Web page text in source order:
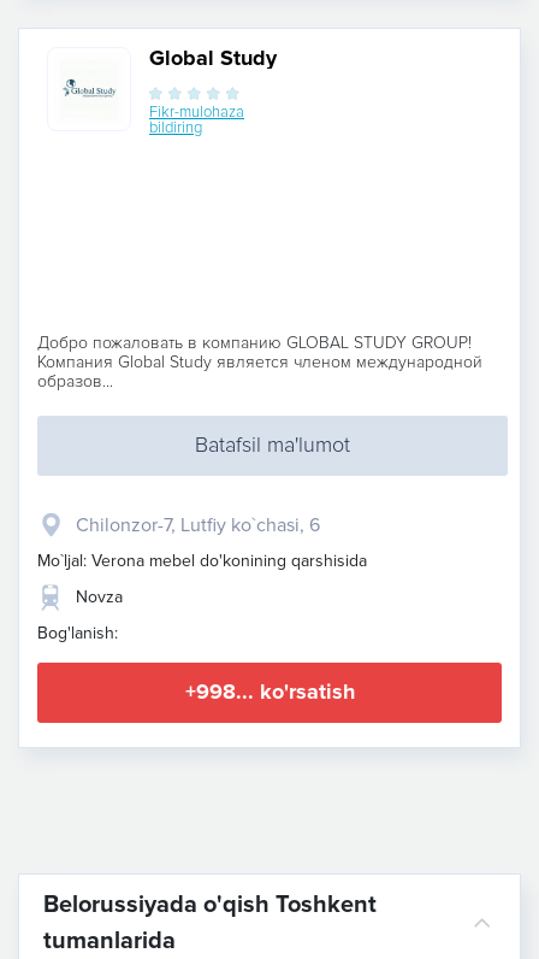
Global Study
Fikr-mulohaza
bildiring
Добро пожаловать в компанию GLOBAL STUDY GROUP!
Компания Global Study является членом международной
образов...
Batafsil ma'lumot
Chilonzor-7, Lutfiy ko`chasi, 6
Mo`ljal: Verona mebel do'konining qarshisida
Novza
Bog'lanish:
+998... ko'rsatish
Belorussiyada o'qish Toshkent
tumanlarida